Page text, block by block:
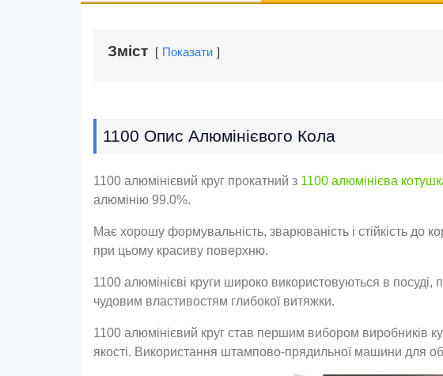
Зміст Показати
1100 Опис Алюмінієвого Кола
1100 алюмінієвий круг прокатний з 1100 алюмінієва
алюмінію 99.0%.
Має хорошу формувальність, зварюваність і стійкість до
при цьому красиву поверхню.
1100 алюмінієві круги широко використовуються в
чудовим властивостям глибокої витяжки.
1100 алюмінієвий круг став першим вибором виробників
якості. Використання штампово-прядильної машини для